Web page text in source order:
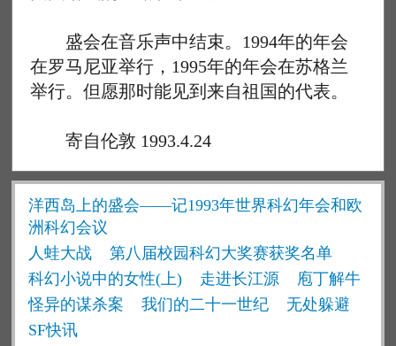
盛会在音乐声中结束。1994年的年会
在罗马尼亚举行，1995年的年会在苏格兰
举行。但愿那时能见到来自祖国的代表。
寄自伦敦 1993.4.24
洋西岛上的盛会——记1993年世界科幻年会和欧
洲科幻会议
人蛙大战
第八届校园科幻大奖赛获奖名单
科幻小说中的女性(上)
走进长江源
庖丁解牛
怪异的谋杀案
我们的二十一世纪
无处躲避
SF快讯